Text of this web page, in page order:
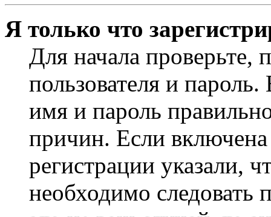
Я только что
Для начала проверьте,
пользователя и
имя и пароль
причин. Если
регистрации указали,
необходимо